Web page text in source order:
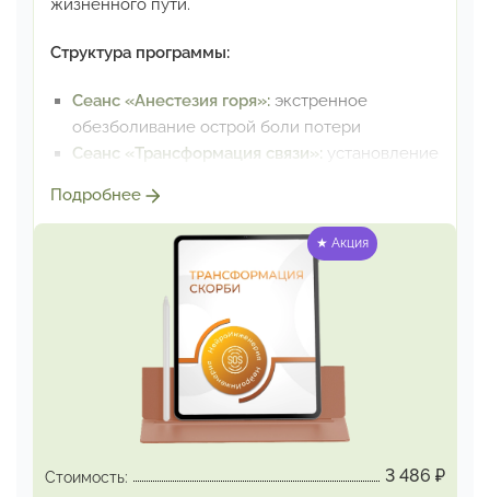
жизненного пути.
Структура программы:
Сеанс «Анестезия горя»: экстренное
обезболивание острой боли потери
Сеанс «Трансформация связи»: установление
Сеанс«Настрой на выполнение завета»:
наполнение жизни новыми смыслами,
обретение добавочных сил жить дальше
Программа особенно эффективна:
При острых приступах горя и отчаяния,
вызванных невосполнимой утратой
При ощущении бессмысленности
дальнейшей жизни
в связи с уходом близкого
Для восстановления жизненных сил после
Подробнее
★ Акция
Стоимость: 3 486 ₽